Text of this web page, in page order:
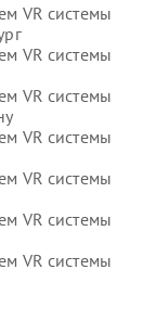
VR системы
VR системы
VR системы
VR системы
VR системы
VR системы
VR системы
VR системы